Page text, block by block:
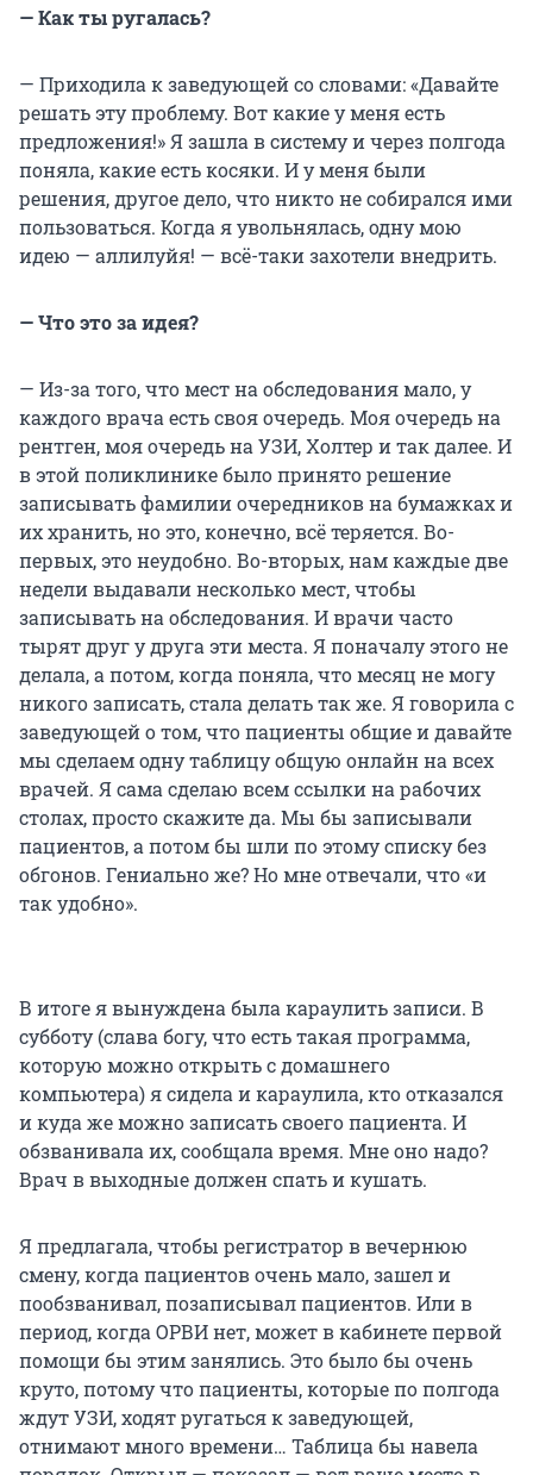
— Как ты ругалась?
— Приходила к заведующей со словами: «Давайте
решать эту проблему. Вот какие у меня есть
предложения!» Я зашла в систему и через полгода
поняла, какие есть косяки. И у меня были
решения, другое дело, что никто не собирался ими
пользоваться. Когда я увольнялась, одну мою
идею — аллилуйя! — всё-таки захотели внедрить.
— Что это за идея?
— Из-за того, что мест на обследования мало, у
каждого врача есть своя очередь. Моя очередь на
рентген, моя очередь на УЗИ, Холтер и так далее. И
в этой поликлинике было принято решение
записывать фамилии очередников на бумажках и
их хранить, но это, конечно, всё теряется. Во-
первых, это неудобно. Во-вторых, нам каждые две
недели выдавали несколько мест, чтобы
записывать на обследования. И врачи часто
тырят друг у друга эти места. Я поначалу этого не
делала, а потом, когда поняла, что месяц не могу
никого записать, стала делать так же. Я говорила с
заведующей о том, что пациенты общие и давайте
мы сделаем одну таблицу общую онлайн на всех
врачей. Я сама сделаю всем ссылки на рабочих
столах, просто скажите да. Мы бы записывали
пациентов, а потом бы шли по этому списку без
обгонов. Гениально же? Но мне отвечали, что «и
так удобно».
В итоге я вынуждена была караулить записи. В
субботу (слава богу, что есть такая программа,
которую можно открыть с домашнего
компьютера) я сидела и караулила, кто отказался
и куда же можно записать своего пациента. И
обзванивала их, сообщала время. Мне оно надо?
Врач в выходные должен спать и кушать.
Я предлагала, чтобы регистратор в вечернюю
смену, когда пациентов очень мало, зашел и
пообзванивал, позаписывал пациентов. Или в
период, когда ОРВИ нет, может в кабинете первой
помощи бы этим занялись. Это было бы очень
круто, потому что пациенты, которые по полгода
ждут УЗИ, ходят ругаться к заведующей,
отнимают много времени… Таблица бы навела